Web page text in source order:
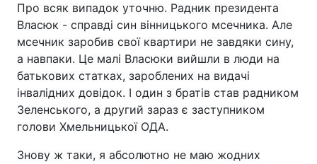
Про всяк випадок уточню. Радник президента
Власюк - справді син вінницького мсечника. Але
мсечник заробив свої квартири не завдяки сину,
а навпаки. Це малі Власюки вийшли в люди на
батькових статках, зароблених на видачі
інвалідних довідок. І один з братів став радником
Зеленського, а другий зараз є заступником
голови Хмельницької ОДА.
Знову ж таки, я абсолютно не маю жодних